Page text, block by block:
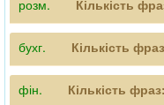
розм. Кількість
бухг. Кількість
фін. Кількість фраз: